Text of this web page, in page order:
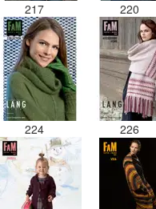
217 220
224 226